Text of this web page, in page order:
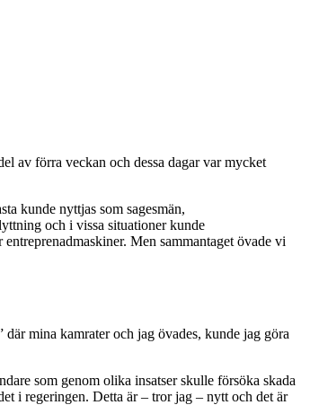
av förra veckan och dessa dagar var mycket
kunde nyttjas som sagesmän,
och i vissa situationer kunde
Men sammantaget övade vi
mina kamrater och jag övades, kunde jag göra
som genom olika insatser skulle försöka skada
i regeringen. Detta är – tror jag – nytt och det är